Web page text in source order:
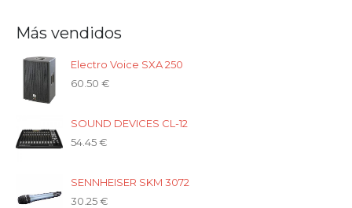
Más vendidos
Electro Voice SXA 250
60.50 €
SOUND DEVICES CL-12
54.45€
SENNHEISER SKM 3072
30.25€